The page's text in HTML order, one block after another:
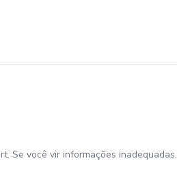
Se você vir informações inadequadas,